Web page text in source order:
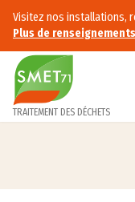
Accès au contenu
Visitez nos installations,
Plus de
TRAITEMENT DES DÉCHETS